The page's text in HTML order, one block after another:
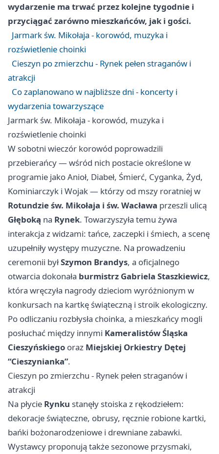
wydarzenie ma trwać przez kolejne tygodnie i
przyciągać zarówno mieszkańców, jak i gości.
Jarmark św. Mikołaja - korowód, muzyka i
rozświetlenie choinki
Cieszyn po zmierzchu - Rynek pełen straganów i
atrakcji
Co zaplanowano w najbliższe dni - koncerty i
wydarzenia towarzyszące
Jarmark św. Mikołaja - korowód, muzyka i
rozświetlenie choinki
W sobotni wieczór korowód poprowadzili
przebierańcy — wśród nich postacie określone w
programie jako Anioł, Diabeł, Śmierć, Cyganka, Żyd,
Kominiarczyk i Wojak — którzy od mszy roratniej w
Rotundzie św. Mikołaja i św. Wacława przeszli ulicą
Głęboką na Rynek. Towarzyszyła temu żywa
interakcja z widzami: tańce, zaczepki i śmiech, a scenę
uzupełniły występy muzyczne. Na prowadzeniu
ceremonii byłSzymon Brandys, a oficjalnego
otwarcia dokonała burmistrz Gabriela Staszkiewicz,
która wręczyła nagrody dzieciom wyróżnionym w
konkursach na kartkę świąteczną i stroik ekologiczny.
Po odliczaniu rozbłysła choinka, a mieszkańcy mogli
posłuchać między innymi Kameralistów Śląska
Cieszyńskiego oraz Miejskiej Orkiestry Dętej
“Cieszynianka”.
Cieszyn po zmierzchu - Rynek pełen straganów i
atrakcji
Na płycie Rynku stanęły stoiska z rękodziełem:
dekoracje świąteczne, obrusy, ręcznie robione kartki,
bańki bożonarodzeniowe i drewniane zabawki.
Wystawcy proponują także sezonowe przysmaki,